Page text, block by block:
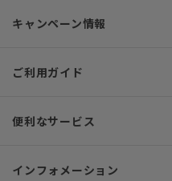
キャンペーン情報
ご利用ガイド
便利なサービス
インフォメーション